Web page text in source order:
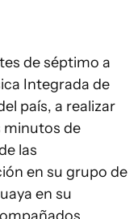
de séptimo a
Integrada de
país, a realizar
minutos de
las
en su grupo de
en su